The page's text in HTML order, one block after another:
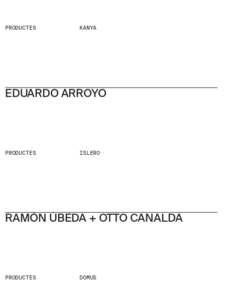
PRODUCTES KANYA
EDUARDO ARROYO
PRODUCTES ISLERO
RAMÓN ÚBEDA + OTTO CANALDA
PRODUCTES DOMUS